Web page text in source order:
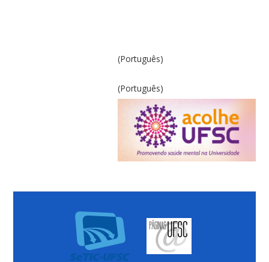
(Português)
(Português)